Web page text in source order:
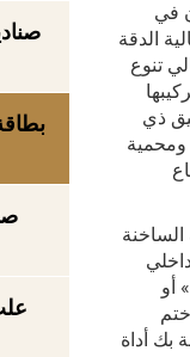
في
الدقة
تنوع
تركيبها
ذي
ومحمية
أو
بك أداة